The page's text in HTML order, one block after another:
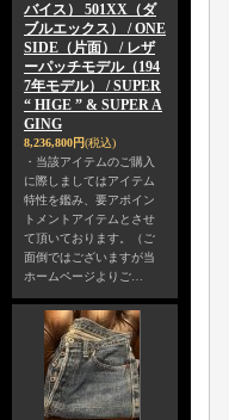
バイス） 501XX（ダ
ブルエックス） / ONE
SIDE（片面） / レザ
ーパッチモデル（194
7年モデル） / SUPER
“ HIGE ” & SUPER A
GING
8,236,800円(税込)
・当該アイテムのご購入
に際しましてはアイテム
特性を鑑み、要アポイン
トメントアイテムとさせ
て頂いております。（ご
面倒ではございますが当
ホームページよりご…